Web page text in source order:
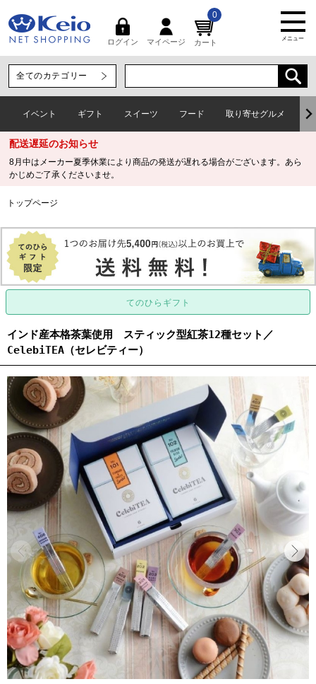
ログイン マイページ カート
0
メニュー
イベント ギフト スイーツ フード 取り寄せグルメ
配送遅延のお知らせ
8月中はメーカー夏季休業により商品の発送が遅れる場合がございます。あら
かじめご了承くださいませ。
トップページ
インド産本格茶葉使用 スティック型紅茶12種セット／
CelebiTEA（セレビティー）